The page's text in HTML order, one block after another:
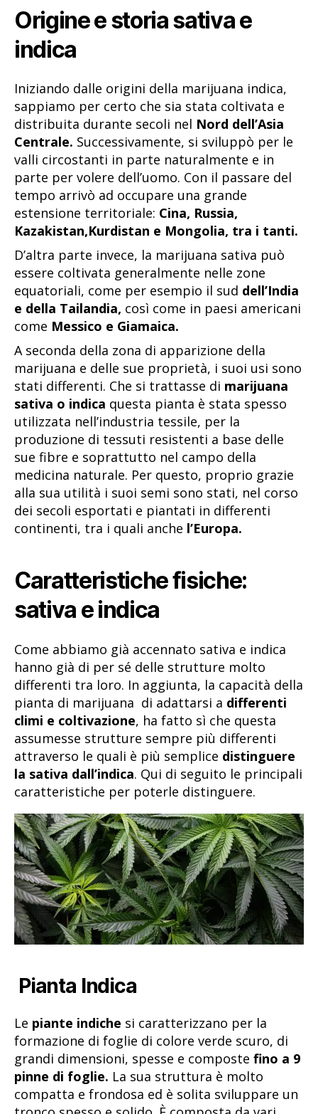
Origine e storia sativa e
indica
Iniziando dalle origini della marijuana indica,
sappiamo per certo che sia stata coltivata e
distribuita durante secoli nel Nord dell’Asia
Centrale. Successivamente, si sviluppò per le
valli circostanti in parte naturalmente e in
parte per volere dell’uomo. Con il passare del
tempo arrivò ad occupare una grande
estensione territoriale: Cina, Russia,
Kazakistan,Kurdistan e Mongolia, tra i tanti.
D’altra parte invece, la marijuana sativa può
essere coltivata generalmente nelle zone
equatoriali, come per esempio il sud dell’India
e della Tailandia, così come in paesi americani
come Messico e Giamaica.
A seconda della zona di apparizione della
marijuana e delle sue proprietà, i suoi usi sono
stati differenti. Che si trattasse di marijuana
sativa o indica questa pianta è stata spesso
utilizzata nell’industria tessile, per la
produzione di tessuti resistenti a base delle
sue fibre e soprattutto nel campo della
medicina naturale. Per questo, proprio grazie
alla sua utilità i suoi semi sono stati, nel corso
dei secoli esportati e piantati in differenti
continenti, tra i quali anche l’Europa.
Caratteristiche fisiche:
sativa e indica
Come abbiamo già accennato sativa e indica
hanno già di per sé delle strutture molto
differenti tra loro. In aggiunta, la capacità della
pianta di marijuana di adattarsi a differenti
climi e coltivazione, ha fatto sì che questa
assumesse strutture sempre più differenti
attraverso le quali è più semplice distinguere
la sativa dall’indica. Qui di seguito le principali
caratteristiche per poterle distinguere.
Pianta Indica
Le piante indiche si caratterizzano per la
formazione di foglie di colore verde scuro, di
grandi dimensioni, spesse e composte fino a 9
pinne di foglie. La sua struttura è molto
compatta e frondosa ed è solita sviluppare un